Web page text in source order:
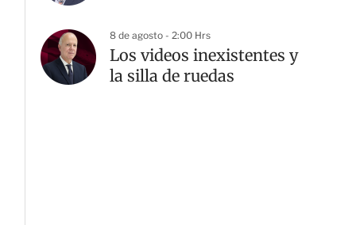
8 de agosto - 2:00 Hrs
Los videos inexistentes y
la silla de ruedas